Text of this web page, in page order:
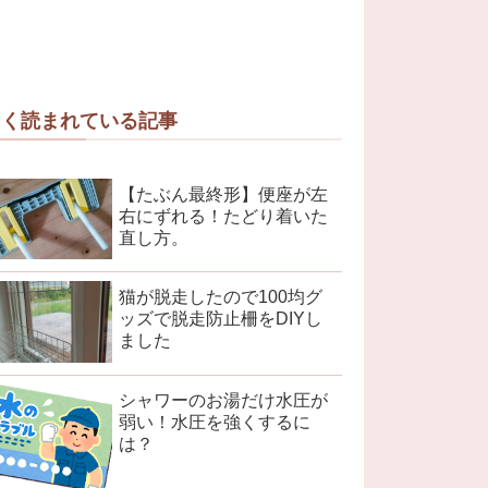
読まれている記事
【たぶん最終形】便座が左
右にずれる！たどり着いた
直し方。
猫が脱走したので100均グ
ッズで脱走防止柵をDIYし
ました
シャワーのお湯だけ水圧が
弱い！水圧を強くするに
は？